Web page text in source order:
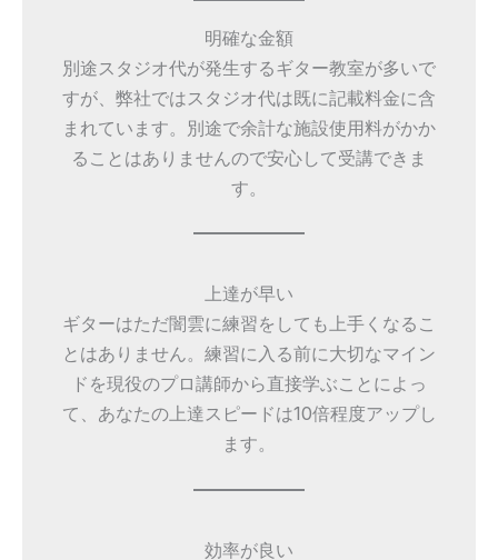
明確な金額
別途スタジオ代が発生するギター教室が多いで
すが、弊社ではスタジオ代は既に記載料金に含
まれています。別途で余計な施設使用料がかか
ることはありませんので安心して受講できま
す。
上達が早い
ギターはただ闇雲に練習をしても上手くなるこ
とはありません。練習に入る前に大切なマイン
ドを現役のプロ講師から直接学ぶことによっ
て、あなたの上達スピードは10倍程度アップし
ます。
効率が良い